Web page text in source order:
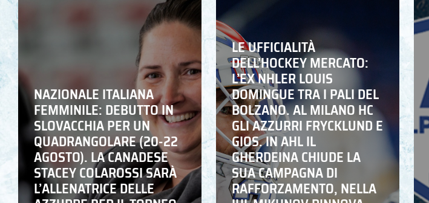
NAZIONALE ITALIANA
FEMMINILE: DEBUTTO IN
SLOVACCHIA PER UN
QUADRANGOLARE (20-22
AGOSTO). LA CANADESE
STACEY COLAROSSI SARÀ
L’ALLENATRICE DELLE
LE UFFICIALITÀ
DELL’HOCKEY MERCATO:
L’EX NHLER LOUIS
DOMINGUE TRA I PALI DEL
BOLZANO. AL MILANO HC
GLI AZZURRI FRYCKLUND E
GIOS. IN AHL IL
GHERDEINA CHIUDE LA
SUA CAMPAGNA DI
RAFFORZAMENTO, NELLA